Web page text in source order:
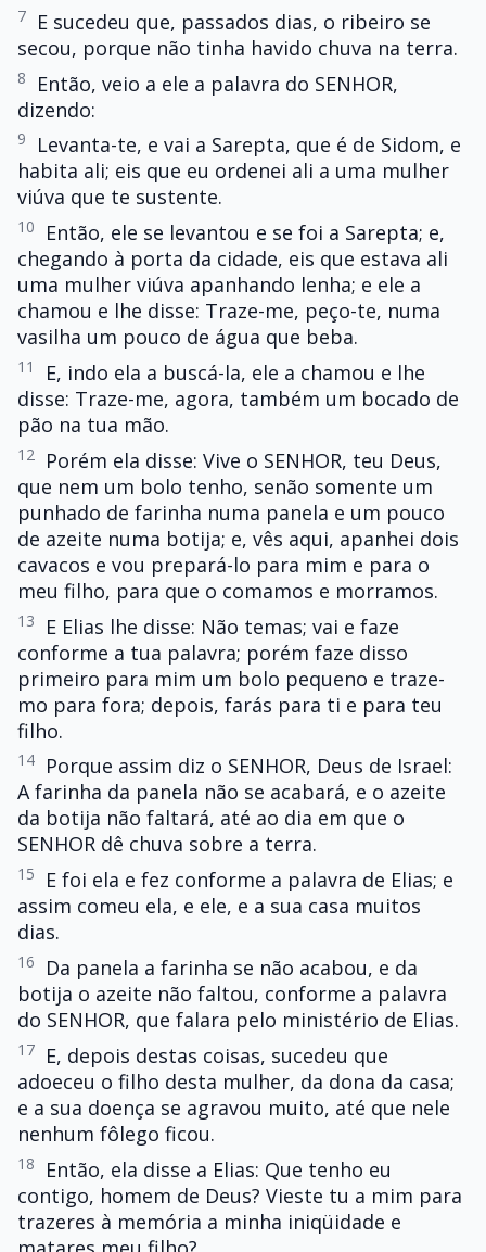
7
E sucedeu que, passados dias, o ribeiro se
secou, porque não tinha havido chuva na terra.
8
Então, veio a ele a palavra do SENHOR,
dizendo:
9
Levanta-te, e vai a Sarepta, que é de Sidom, e
habita ali; eis que eu ordenei ali a uma mulher
viúva que te sustente.
10
Então, ele se levantou e se foi a Sarepta; e,
chegando à porta da cidade, eis que estava ali
uma mulher viúva apanhando lenha; e ele a
chamou e lhe disse: Traze-me, peço-te, numa
vasilha um pouco de água que beba.
11
E, indo ela a buscá-la, ele a chamou e lhe
disse: Traze-me, agora, também um bocado de
pão na tua mão.
12
Porém ela disse: Vive o SENHOR, teu Deus,
que nem um bolo tenho, senão somente um
punhado de farinha numa panela e um pouco
de azeite numa botija; e, vês aqui, apanhei dois
cavacos e vou prepará-lo para mim e para o
meu filho, para que o comamos e morramos.
13
E Elias lhe disse: Não temas; vai e faze
conforme a tua palavra; porém faze disso
primeiro para mim um bolo pequeno e traze-
mo para fora; depois, farás para ti e para teu
filho.
14
Porque assim diz o SENHOR, Deus de Israel:
A farinha da panela não se acabará, e o azeite
da botija não faltará, até ao dia em que o
SENHOR dê chuva sobre a terra.
15
E foi ela e fez conforme a palavra de Elias; e
assim comeu ela, e ele, e a sua casa muitos
dias.
16
Da panela a farinha se não acabou, e da
botija o azeite não faltou, conforme a palavra
do SENHOR, que falara pelo ministério de Elias.
17
E, depois destas coisas, sucedeu que
adoeceu o filho desta mulher, da dona da casa;
e a sua doença se agravou muito, até que nele
nenhum fôlego ficou.
18
Então, ela disse a Elias: Que tenho eu
contigo, homem de Deus? Vieste tu a mim para
trazeres à memória a minha iniqüidade e